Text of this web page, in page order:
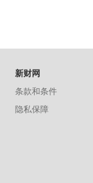
新财网
条款和条件
隐私保障